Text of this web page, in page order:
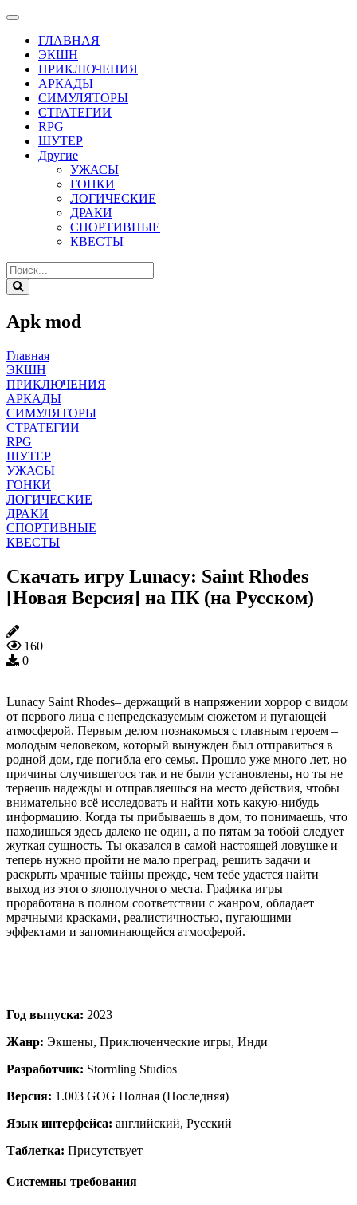
ГЛАВНАЯ
ЭКШН
ПРИКЛЮЧЕНИЯ
АРКАДЫ
СИМУЛЯТОРЫ
СТРАТЕГИИ
RPG
ШУТЕР
Другие
УЖАСЫ
ГОНКИ
ЛОГИЧЕСКИЕ
ДРАКИ
СПОРТИВНЫЕ
КВЕСТЫ
Apk mod
Главная
ЭКШН
ПРИКЛЮЧЕНИЯ
АРКАДЫ
СИМУЛЯТОРЫ
СТРАТЕГИИ
RPG
ШУТЕР
УЖАСЫ
ГОНКИ
ЛОГИЧЕСКИЕ
ДРАКИ
СПОРТИВНЫЕ
КВЕСТЫ
Скачать игру Lunacy: Saint Rhodes
[Новая Версия] на ПК (на Русском)
160
0
Lunacy Saint Rhodes– держащий в напряжении хоррор с видом
от первого лица с непредсказуемым сюжетом и пугающей
атмосферой. Первым делом познакомься с главным героем –
молодым человеком, который вынужден был отправиться в
родной дом, где погибла его семья. Прошло уже много лет, но
причины случившегося так и не были установлены, но ты не
теряешь надежды и отправляешься на место действия, чтобы
внимательно всё исследовать и найти хоть какую-нибудь
информацию. Когда ты прибываешь в дом, то понимаешь, что
находишься здесь далеко не один, а по пятам за тобой следует
жуткая сущность. Ты оказался в самой настоящей ловушке и
теперь нужно пройти не мало преград, решить задачи и
раскрыть мрачные тайны прежде, чем тебе удастся найти
выход из этого злополучного места. Графика игры
проработана в полном соответствии с жанром, обладает
мрачными красками, реалистичностью, пугающими
эффектами и запоминающейся атмосферой.
Год выпуска: 2023
Жанр: Экшены, Приключенческие игры, Инди
Разработчик: Stormling Studios
Версия: 1.003 GOG Полная (Последняя)
Язык интерфейса: английский, Русский
Таблетка: Присутствует
Системны требования